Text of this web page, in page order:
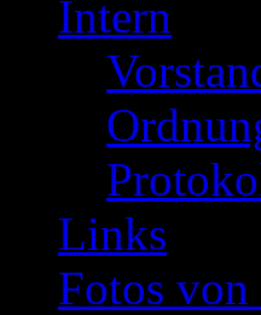
Intern
Links
Fotos von